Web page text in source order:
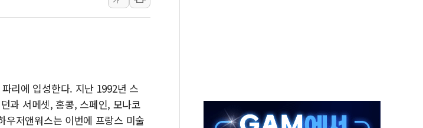
전 특징주...아틀라시안·클라우드플레어·태양광주↑ VS 트레이드데스크·웬디스↓
와 MOU… "6·25 미군 실종자 7359명 끝까지 찾겠다"
간 마라톤 부동산 2차 회의' 주재… "전폭적 공급 확대·속도전 총력"
폴리실리콘 관세 15% 부과…美 태양광주 급등
리에 입성한다. 지난 1992년 스
과 서메셋, 홍콩, 스페인, 모나코
우저앤워스는 이번에 프랑스 미술